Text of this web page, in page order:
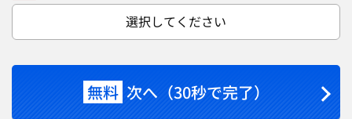
選択してください
無料 次へ（30秒で完了）